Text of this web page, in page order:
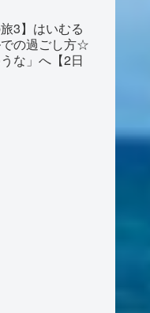
旅3】はいむる
の過ごし方☆
な」へ【2日